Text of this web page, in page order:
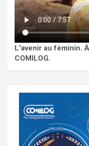
L'avenir au féminin.
COMILOG.